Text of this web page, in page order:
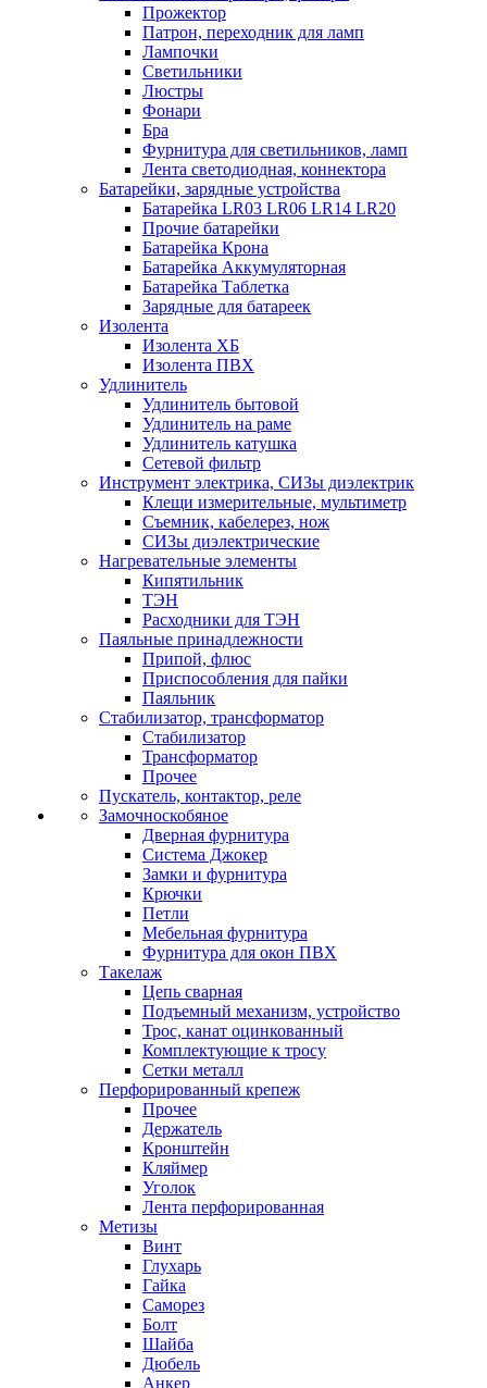
Прожектор
Патрон, переходник для ламп
Лампочки
Светильники
Люстры
Фонари
Бра
Фурнитура для светильников, ламп
Лента светодиодная, коннектора
Батарейки, зарядные устройства
Батарейка LR03 LR06 LR14 LR20
Прочие батарейки
Батарейка Крона
Батарейка Аккумуляторная
Батарейка Таблетка
Зарядные для батареек
Изолента
Изолента ХБ
Изолента ПВХ
Удлинитель
Удлинитель бытовой
Удлинитель на раме
Удлинитель катушка
Сетевой фильтр
Инструмент электрика, СИЗы диэлектрик
Клещи измерительные, мультиметр
Съемник, кабелерез, нож
СИЗы диэлектрические
Нагревательные элементы
Кипятильник
ТЭН
Расходники для ТЭН
Паяльные принадлежности
Припой, флюс
Приспособления для пайки
Паяльник
Стабилизатор, трансформатор
Стабилизатор
Трансформатор
Прочее
Пускатель, контактор, реле
Замочноскобяное
Дверная фурнитура
Система Джокер
Замки и фурнитура
Крючки
Петли
Мебельная фурнитура
Фурнитура для окон ПВХ
Такелаж
Цепь сварная
Подъемный механизм, устройство
Трос, канат оцинкованный
Комплектующие к тросу
Сетки металл
Перфорированный крепеж
Прочее
Держатель
Кронштейн
Кляймер
Уголок
Лента перфорированная
Метизы
Винт
Глухарь
Гайка
Саморез
Болт
Шайба
Дюбель
Анкер